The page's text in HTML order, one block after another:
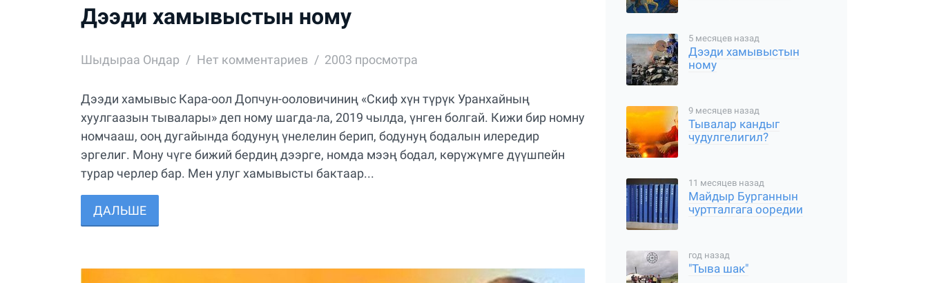
Дээди хамывыстын ному
Шыдыраа Ондар Нет комментариев 2003 просмотра
Дээди хамывыс Кара-оол Допчун-ооловичиниң «Скиф хүн түрүк Уранхайның
хуулгаазын тывалары» деп ному шагда-ла, 2019 чылда, үнген болгай. Кижи бир номну
номчааш, ооң дугайында бодунуң үнелелин берип, бодунуң бодалын илередир
эргелиг. Мону чүге бижий бердиң дээрге, номда мээң бодал, көрүжүмге дүүшпейн
турар черлер бар. Мен улуг хамывысты бактаар...
ДАЛЬШЕ
5 месяцев назад
Дээди хамывыстын
ному
9 месяцев назад
Тывалар кандыг
чудулгелигил?
11 месяцев назад
Майдыр Бурганнын
чуртталгага ооредии
год назад
"Тыва шак"